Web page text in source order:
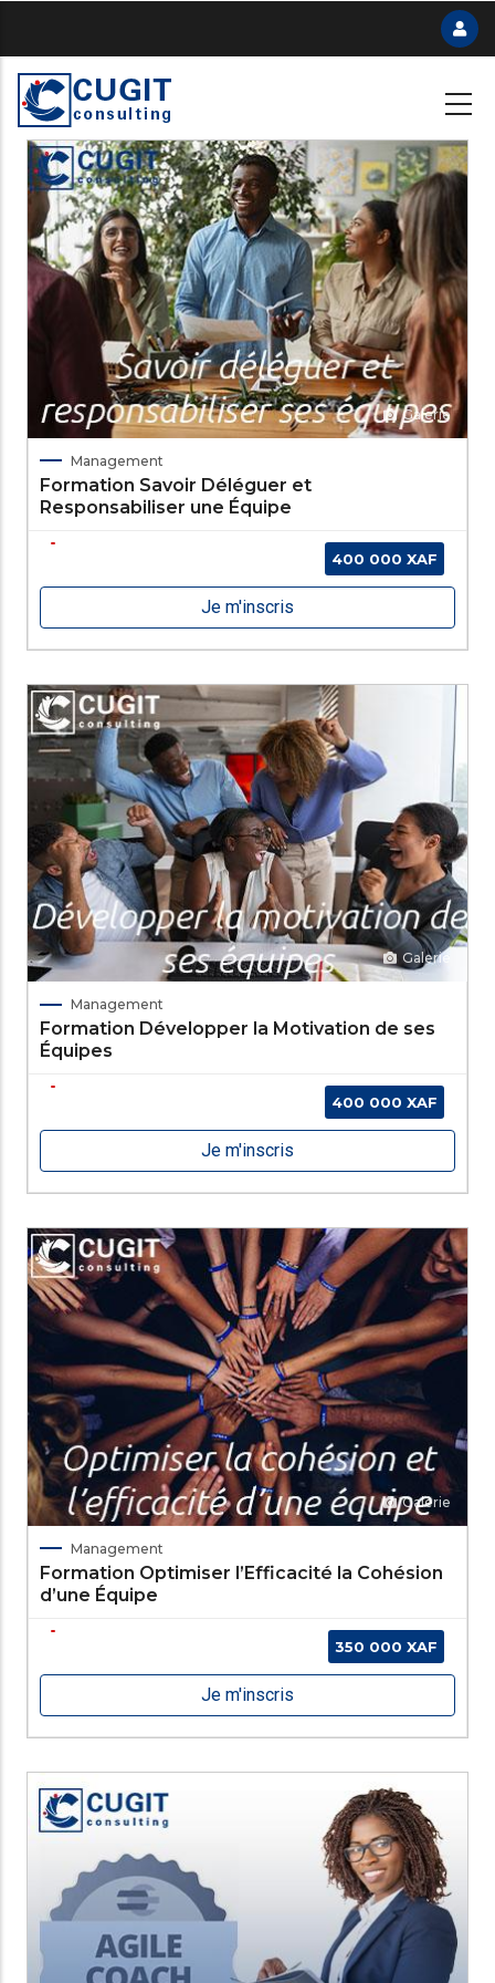
main
content
Galerie
Management
Formation Savoir Déléguer et
Responsabiliser une Équipe
400 000 XAF
Je m'inscris
Galerie
Management
Formation Développer la Motivation de ses
Équipes
400 000 XAF
Je m'inscris
Galerie
Management
Formation Optimiser l’Efficacité la Cohésion
d’une Équipe
350 000 XAF
Je m'inscris